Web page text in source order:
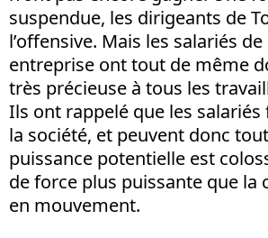
suspendue, les dirigeants de
l’offensive. Mais les salariés
entreprise ont tout de même
très précieuse à tous les
Ils ont rappelé que les
la société, et peuvent donc
puissance potentielle est
de force plus puissante que la
en mouvement.